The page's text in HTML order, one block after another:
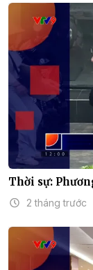
Thời sự:
2 tháng trước